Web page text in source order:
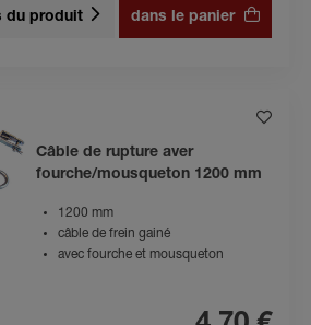
du produit dans le panier
Câble de rupture aver
fourche/mousqueton 1200 mm
1200 mm
câble de frein gainé
avec fourche et mousqueton